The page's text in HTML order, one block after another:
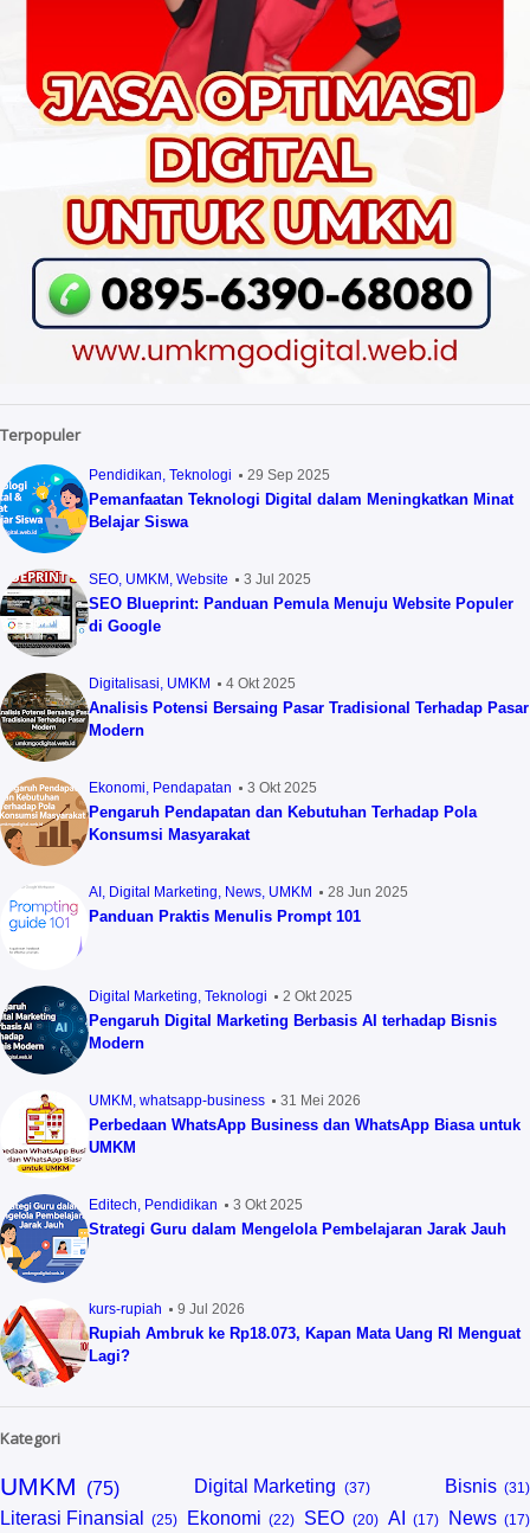
Terpopuler
Pendidikan Teknologi 29 Sep 2025
Pemanfaatan Teknologi Digital dalam Meningkatkan Minat
Belajar Siswa
SEO UMKM Website 3 Jul 2025
SEO Blueprint: Panduan Pemula Menuju Website Populer
di Google
Digitalisasi UMKM 4 Okt 2025
Analisis Potensi Bersaing Pasar Tradisional Terhadap Pasar
Modern
Ekonomi Pendapatan 3 Okt 2025
Pengaruh Pendapatan dan Kebutuhan Terhadap Pola
Konsumsi Masyarakat
AI Digital Marketing News UMKM 28 Jun 2025
Panduan Praktis Menulis Prompt 101
Digital Marketing Teknologi 2 Okt 2025
Pengaruh Digital Marketing Berbasis AI terhadap Bisnis
Modern
UMKM whatsapp-business 31 Mei 2026
Perbedaan WhatsApp Business dan WhatsApp Biasa untuk
UMKM
Editech Pendidikan 3 Okt 2025
Strategi Guru dalam Mengelola Pembelajaran Jarak Jauh
kurs-rupiah 9 Jul 2026
Rupiah Ambruk ke Rp18.073, Kapan Mata Uang RI Menguat
Lagi?
Kategori
UMKM Digital Marketing
Bisnis
Literasi Finansial
Ekonomi SEO AI
News